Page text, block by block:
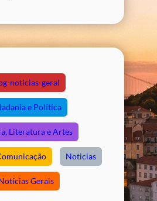
noticias-geral
e Política
Literatura e Artes
Noticias
Gerais